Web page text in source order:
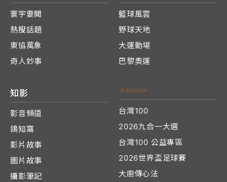
寰宇要聞
熱搜話題
東協萬象
奇人妙事
籃球風雲
野球天地
大運動場
巴黎奧運
知影
影音頻道
鴿知窩
影片故事
圖片故事
攝影筆記
台灣100
2026九合一大選
台灣100 公益專區
2026世界盃足球賽
大廚傳心法